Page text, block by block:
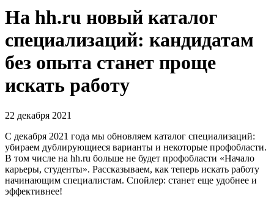
На hh.ru новый каталог
специализаций: кандидатам
без опыта станет проще
искать работу
22 декабря 2021
С декабря 2021 года мы обновляем каталог специализаций:
убираем дублирующиеся варианты и некоторые профобласти.
В том числе на hh.ru больше не будет профобласти «Начало
карьеры, студенты». Рассказываем, как теперь искать работу
начинающим специалистам. Спойлер: станет еще удобнее и
эффективнее!